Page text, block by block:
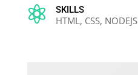
 SKILLS
HTML, CSS, NODEJS